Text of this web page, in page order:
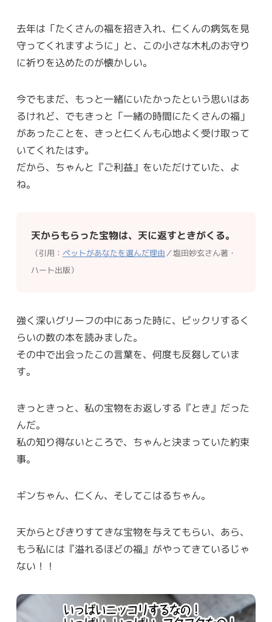
去年は「たくさんの福を招き入れ、仁くんの病気を見
守ってくれますように」と、この小さな木札のお守り
に祈りを込めたのが懐かしい。
今でもまだ、もっと一緒にいたかったという思いはあ
るけれど、でもきっと「一緒の時間にたくさんの福」
があったことを、きっと仁くんも心地よく受け取って
いてくれたはず。
だから、ちゃんと『ご利益』をいただけていた、よ
ね。
天からもらった宝物は、天に返すときがくる。
（引用： ペットがあなたを選んだ理由／塩田妙玄さん著・
ハート出版）
強く深いグリーフの中にあった時に、ビックリするく
らいの数の本を読みました。
その中で出会ったこの言葉を、何度も反芻していま
す。
きっときっと、私の宝物をお返しする『とき』だった
んだ。
私の知り得ないところで、ちゃんと決まっていた約束
事。
ギンちゃん、仁くん、そしてこはるちゃん。
天からとびきりすてきな宝物を与えてもらい、あら、
もう私には『溢れるほどの福』がやってきているじゃ
ない！！